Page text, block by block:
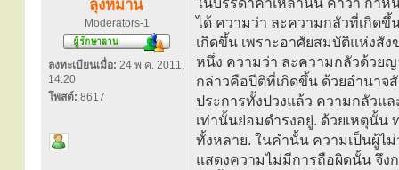
ลุงหมาน
Moderators-1
ลงทะเบียนเมื่อ: 24 พ.ค. 2011,
14:20
โพสต์: 8617
ในบรรดาคำเหล่านั้น คำว่า กำ
ได้ ความว่า ละความกลัวที่เกิดขึ้
เกิดขึ้น เพราะอาศัยสมบัติแห่งสัง
หนึ่ง ความว่า ละความกลัวด้วย
กล่าวคือปีติที่เกิดขึ้น ด้วยอำนาจ
ประการทั้งปวงแล้ว ความกลัวแ
เท่านั้นย่อมดำรงอยู่. ด้วยเหตุนั้น
ทั้งหลาย. ในคำนั้น ความเป็นผู้ไม่
แสดงความไม่มีการถือผิดนั้น จึงก